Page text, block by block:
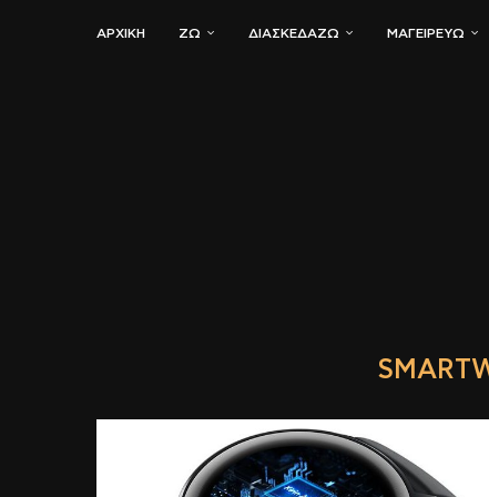
ΑΡΧΙΚΗ ΖΏ ΔΙΑΣΚΕΔΆΖΩ ΜΑΓΕΙΡΕΎΩ